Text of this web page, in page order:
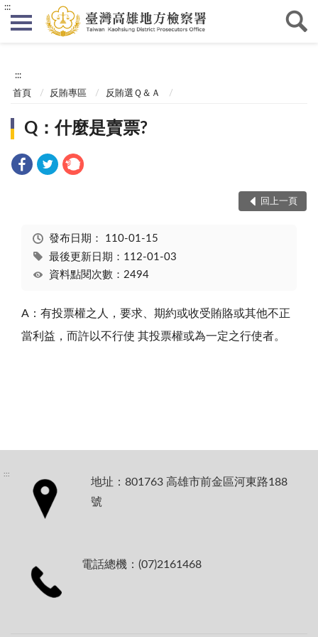
:::
:::
首頁 反賄專區 反賄選Ｑ＆Ａ
Q：什麼是賣票?
回上一頁
發布日期： 110-01-15
最後更新日期：112-01-03
資料點閱次數：2494
A：有投票權之人，要求、期約或收受賄賂或其他不正
當利益，而許以不行使 其投票權或為一定之行使者。
:::
地址：801763 高雄市前金區河東路188
號
電話總機：(07)2161468